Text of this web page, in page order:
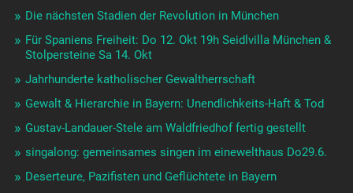
Die nächsten Stadien der Revolution in München
Für Spaniens Freiheit: Do 12. Okt 19h Seidlvilla München &
Stolpersteine Sa 14. Okt
Jahrhunderte katholischer Gewaltherrschaft
Gewalt & Hierarchie in Bayern: Unendlichkeits-Haft & Tod
Gustav-Landauer-Stele am Waldfriedhof fertig gestellt
singalong: gemeinsames singen im einewelthaus Do29.6.
Deserteure, Pazifisten und Geflüchtete in Bayern